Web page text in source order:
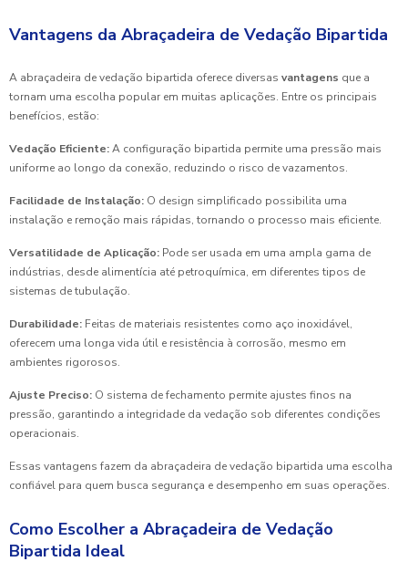
Vantagens da Abraçadeira de Vedação Bipartida
A abraçadeira de vedação bipartida oferece diversas vantagens que a
tornam uma escolha popular em muitas aplicações. Entre os principais
benefícios, estão:
Vedação Eficiente:A configuração bipartida permite uma pressão mais
uniforme ao longo da conexão, reduzindo o risco de vazamentos.
Facilidade de Instalação: O design simplificado possibilita uma
instalação e remoção mais rápidas, tornando o processo mais eficiente.
Versatilidade de Aplicação: Pode ser usada em uma ampla gama de
indústrias, desde alimentícia até petroquímica, em diferentes tipos de
sistemas de tubulação.
Durabilidade: Feitas de materiais resistentes como aço inoxidável,
oferecem uma longa vida útil e resistência à corrosão, mesmo em
ambientes rigorosos.
Ajuste Preciso: O sistema de fechamento permite ajustes finos na
pressão, garantindo a integridade da vedação sob diferentes condições
operacionais.
Essas vantagens fazem da abraçadeira de vedação bipartida uma escolha
confiável para quem busca segurança e desempenho em suas operações.
Como Escolher a Abraçadeira de Vedação
Bipartida Ideal